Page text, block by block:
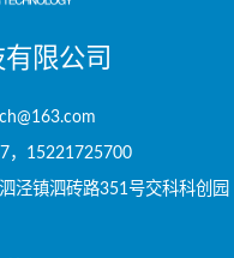
有限公司
，15221725700
泾镇泗砖路351号交科科创园